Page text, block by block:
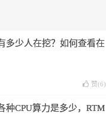
多少人在挖？如何查看在
赞(6)
种CPU算力是多少，RTM